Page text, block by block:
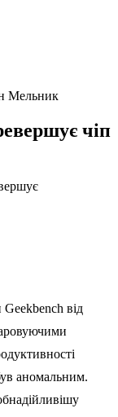
Мельник
чіп
від
аномальним.